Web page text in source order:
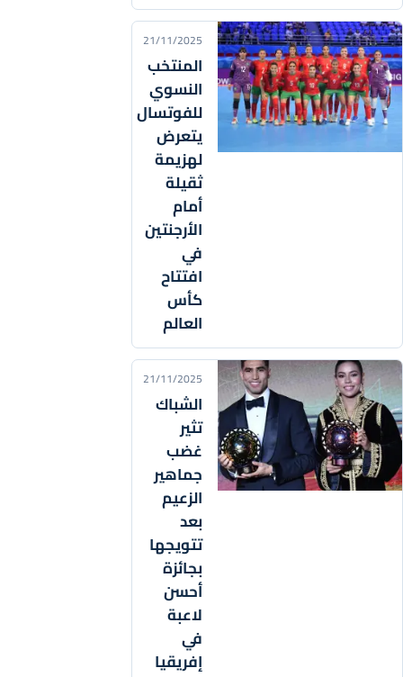
21/11/2025
المنتخب
النسوي
للفوتسال
يتعرض
لهزيمة
ثقيلة
أمام
الأرجنتين
في
افتتاح
كأس
العالم
21/11/2025
الشباك
تثير
غضب
جماهير
الزعيم
بعد
تتويجها
بجائزة
أحسن
لاعبة
في
إفريقيا